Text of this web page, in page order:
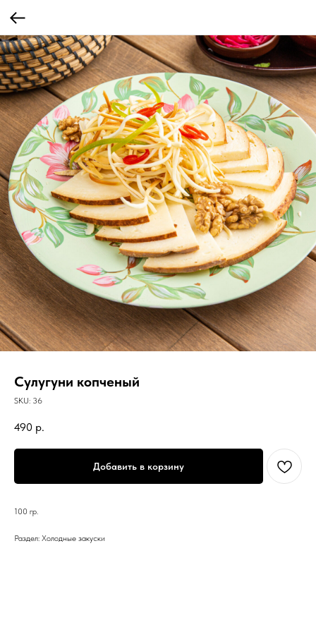
Сулугуни копченый
SKU: 36
490 р.
Добавить в корзину
100 гр.
Раздел: Холодные закуски